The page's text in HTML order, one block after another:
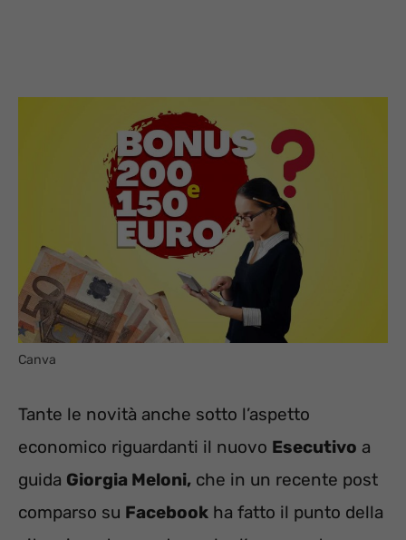
Canva
Tante le novità anche sotto l’aspetto
economico riguardanti il nuovo Esecutivo a
guida Giorgia Meloni, che in un recente post
comparso su Facebook ha fatto il punto della